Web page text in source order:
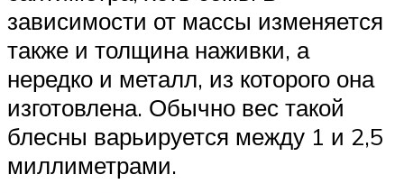
зависимости от массы изменяется
также и толщина наживки, а
нередко и металл, из которого она
изготовлена. Обычно вес такой
блесны варьируется между 1 и 2,5
миллиметрами.